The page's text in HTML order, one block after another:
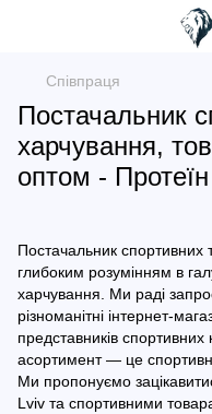
Співпраця
Постачальник
харчування,
оптом -
Постачальник спортивних
глибоким розумінням в
харчування. Ми раді
різноманітні інтернет-
представників
асортимент — це
Ми пропонуємо
Lviv та спортивними